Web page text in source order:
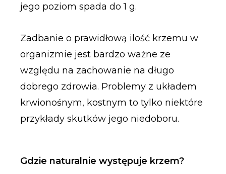
jego poziom spada do 1 g.
Zadbanie o prawidłową ilość krzemu w
organizmie jest bardzo ważne ze
względu na zachowanie na długo
dobrego zdrowia. Problemy z układem
krwionośnym, kostnym to tylko niektóre
przykłady skutków jego niedoboru.
Gdzie naturalnie występuje krzem?